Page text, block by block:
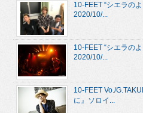
10-FEET “シエラの
2020/10/...
10-FEET “シエラの
2020/10/...
10-FEET Vo./
に』ソロイ...